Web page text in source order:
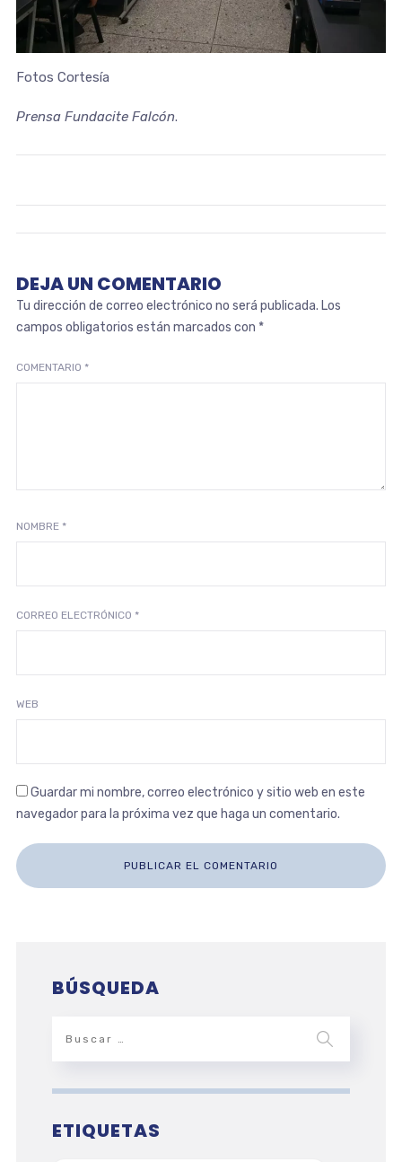
Fotos Cortesía
Prensa Fundacite Falcón.
DEJA UN COMENTARIO
Tu dirección de correo electrónico no será publicada. Los
campos obligatorios están marcados con *
COMENTARIO *
NOMBRE *
CORREO ELECTRÓNICO *
WEB
Guardar mi nombre, correo electrónico y sitio web en este
navegador para la próxima vez que haga un comentario.
BÚSQUEDA
ETIQUETAS